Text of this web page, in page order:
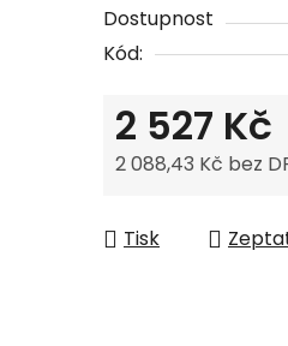
je
0,0
hvězdiček.
Dostupnost
Kód:
2 527 Kč
2 088,43 Kč bez
Tisk